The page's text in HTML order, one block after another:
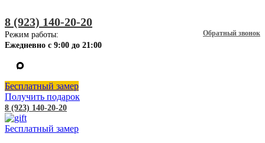
8 (923) 140-20-20
Обратный звонок
Режим работы:
Ежедневно с 9:00 до 21:00
Бесплатный замер
Получить подарок
8 (923) 140-20-20
Бесплатный замер